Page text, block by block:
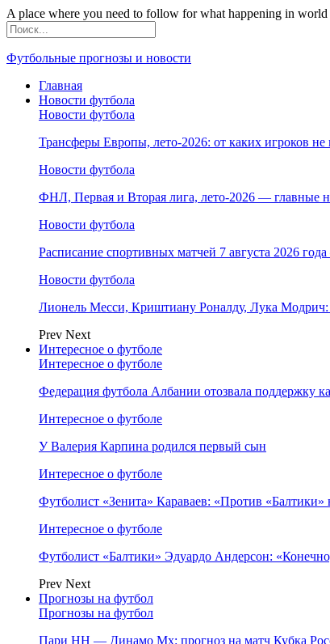
A place where you need to follow for what happening in world
Футбольные прогнозы и новости
Главная
Новости футбола
Новости футбола
Трансферы Европы, лето-2026: от каких игроков
Новости футбола
ФНЛ, Первая и Вторая лига, лето-2026 —
Новости футбола
Расписание спортивных матчей 7 августа 2026
Новости футбола
Лионель Месси, Криштиану Роналду, Лука
Prev Next
Интересное о футболе
Интересное о футболе
Федерация футбола Албании отозвала поддержку
Интересное о футболе
У Валерия Карпина родился первый сын
Интересное о футболе
Футболист «Зенита» Караваев: «Против
Интересное о футболе
Футболист «Балтики» Эдуардо Андерсон:
Prev Next
Прогнозы на футбол
Прогнозы на футбол
Пари НН — Динамо Мх: прогноз на матч Кубка